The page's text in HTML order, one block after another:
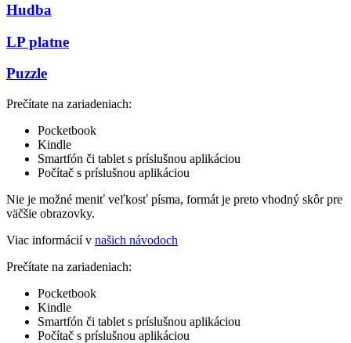
Hudba
LP platne
Puzzle
Prečítate na zariadeniach:
Pocketbook
Kindle
Smartfón či tablet s príslušnou aplikáciou
Počítač s príslušnou aplikáciou
Nie je možné meniť veľkosť písma, formát je preto vhodný skôr pre
väčšie obrazovky.
Viac informácií v našich návodoch
Prečítate na zariadeniach:
Pocketbook
Kindle
Smartfón či tablet s príslušnou aplikáciou
Počítač s príslušnou aplikáciou